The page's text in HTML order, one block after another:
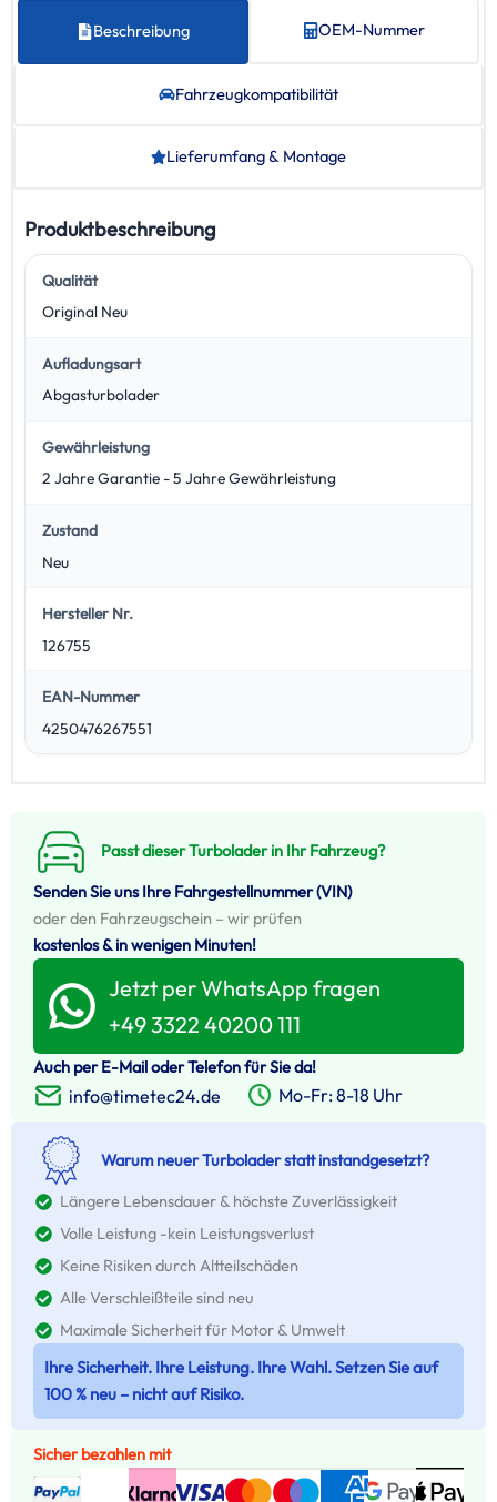
Beschreibung OEM-Nummer
Fahrzeug­kompatibilität
Lieferumfang & Montage
Produktbeschreibung
Qualität
Original Neu
Aufladungsart
Abgasturbolader
Gewährleistung
2 Jahre Garantie - 5 Jahre Gewährleistung
Zustand
Neu
Hersteller Nr.
126755
EAN-Nummer
4250476267551
Passt dieser Turbolader in Ihr Fahrzeug?
Senden Sie uns Ihre Fahrgestellnummer (VIN)
oder den Fahrzeugschein – wir prüfen
kostenlos & in wenigen Minuten!
Jetzt per WhatsApp fragen
+49 3322 40200 111
Auch per E-Mail oder Telefon für Sie da!
info@timetec24.de Mo-Fr: 8-18 Uhr
Warum neuer Turbolader statt instandgesetzt?
Längere Lebensdauer & höchste Zuverlässigkeit
Volle Leistung -kein Leistungsverlust
Keine Risiken durch Altteilschäden
Alle Verschleißteile sind neu
Maximale Sicherheit für Motor & Umwelt
Ihre Sicherheit. Ihre Leistung. Ihre Wahl. Setzen Sie auf
100 % neu – nicht auf Risiko.
Sicher bezahlen mit